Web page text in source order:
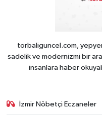
torbaliguncel.com,
sadelik ve modernizmi bir
insanlara haber
İzmir Nöbetçi Eczaneler